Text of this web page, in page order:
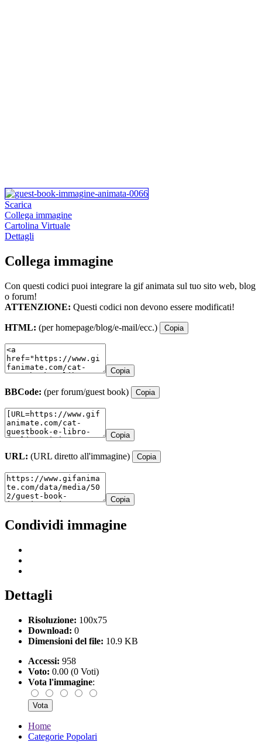
Scarica
Collega immagine
Cartolina Virtuale
Dettagli
Collega immagine
Con questi codici puoi integrare la gif animata sul tuo sito web, blog
o forum!
ATTENZIONE: Questi codici non devono essere modificati!
HTML: (per homepage/blog/e-mail/ecc.) Copia
Copia
BBCode: (per forum/guest book) Copia
Copia
URL: (URL diretto all'immagine) Copia
Copia
Condividi immagine
Dettagli
Risoluzione: 100x75
Download: 0
Dimensioni del file: 10.9 KB
Accessi: 958
Voto: 0.00 (0 Voti)
Vota l'immagine:
Home
Categorie Popolari